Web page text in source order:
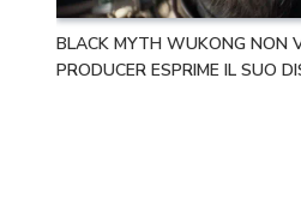
BLACK MYTH WUKONG NON
PRODUCER ESPRIME IL SUO